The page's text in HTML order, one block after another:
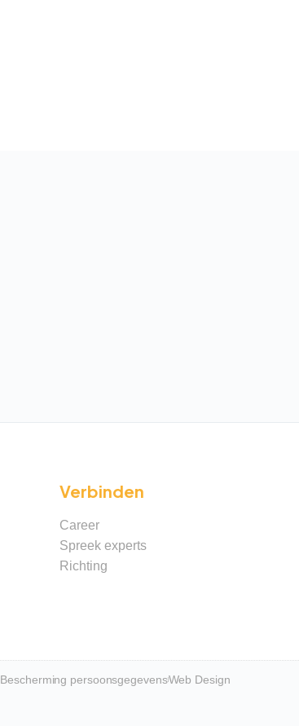
Verbinden
Career
Spreek experts
Richting
Bescherming persoonsgegevensWeb Design